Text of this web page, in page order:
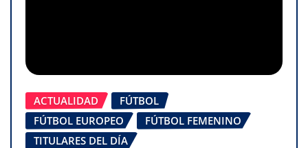
ACTUALIDAD
FÚTBOL
FÚTBOL EUROPEO
FÚTBOL FEMENINO
TITULARES DEL DÍA